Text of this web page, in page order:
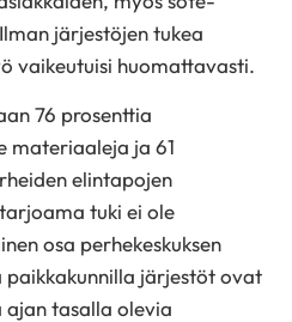
järjestöjen tukea
vaikeutuisi huomattavasti.
76 prosenttia
materiaaleja ja 61
elintapojen
tuki ei ole
osa perhekeskuksen
paikkakunnilla järjestöt ovat
tasalla olevia